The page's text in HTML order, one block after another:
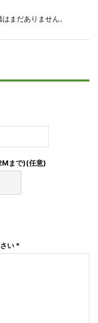
まだありません。
まで)
い *